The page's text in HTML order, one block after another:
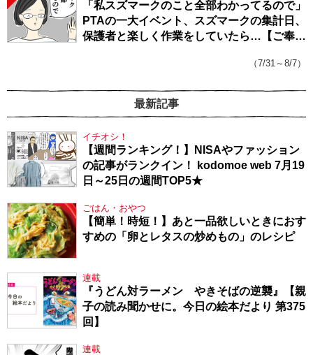
「私スズマークのこと全部わかってるので」
PTAの一大イベント、スズマークの集計日、
保護者と楽しく作業をしていたら…【ご奉仕
（7/31～8/7）
最新記事
イチオシ！
【週間ランキング！】NISAやファッション
の記事がランクイン！ kodomoe web 7月19
日～25日の週間TOP5★
ごはん・おやつ
【簡単！時短！】あと一品欲しいときにおす
すめの「卵とレタスの炒めもの」のレシピ
連載
『うどん対ラーメン やきそばの逆襲』【親
子の読み聞かせに。今日の絵本だより 第375
回】
連載